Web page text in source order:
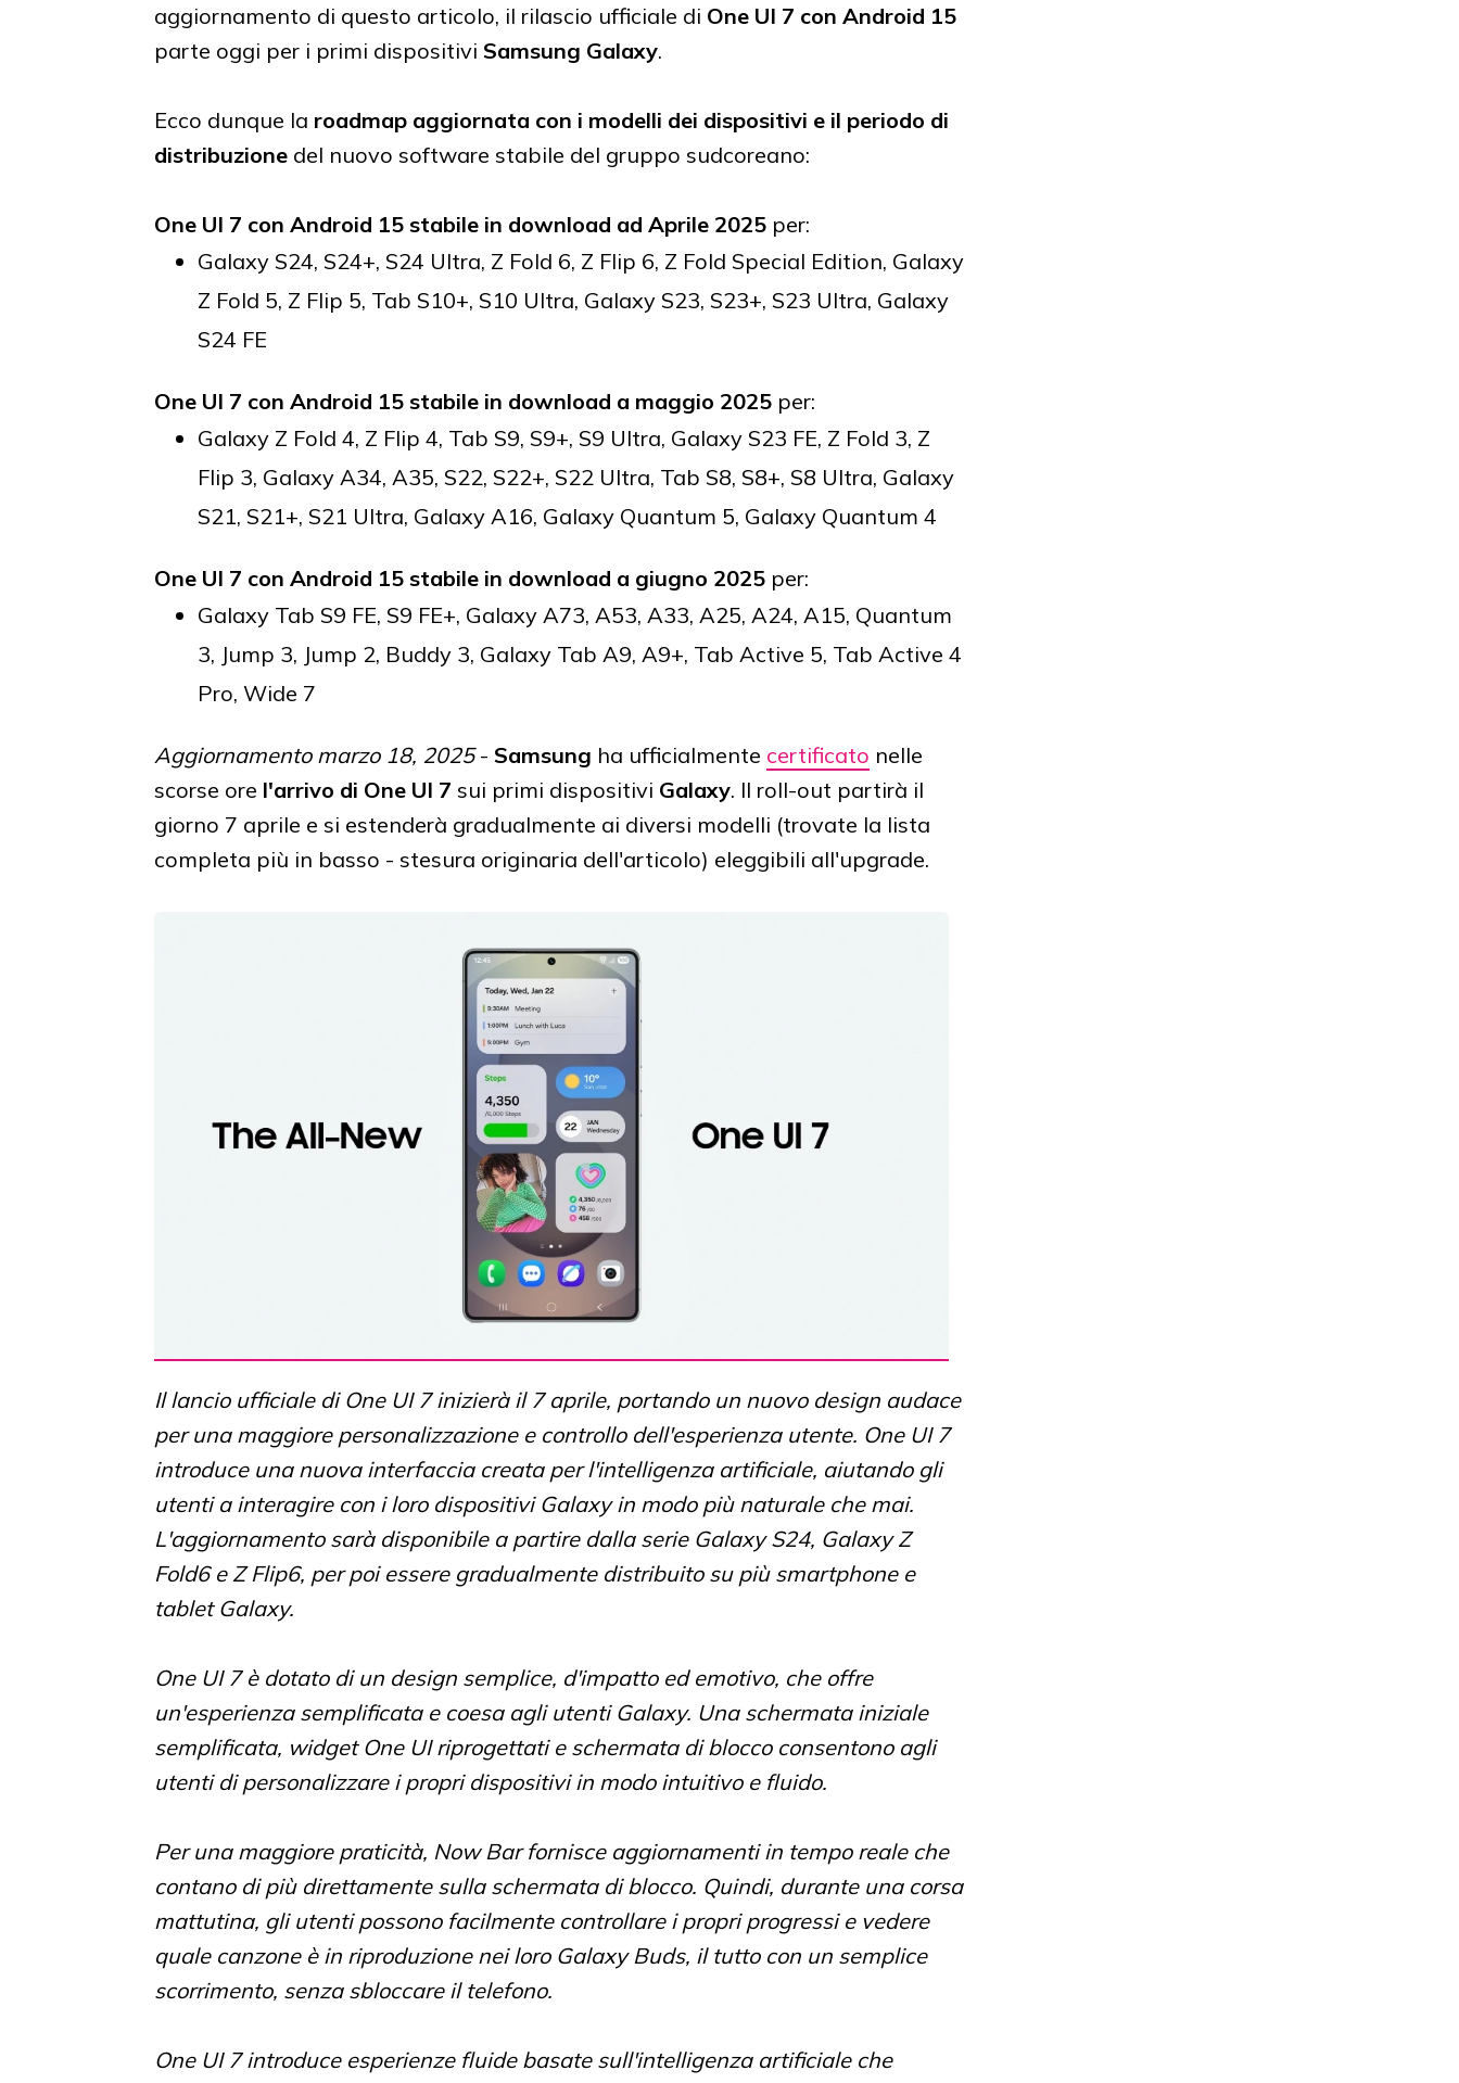
aggiornamento di questo articolo, il rilascio ufficiale di One UI 7 con Android 15
parte oggi per i primi dispositivi Samsung Galaxy.
Ecco dunque la roadmap aggiornata con i modelli dei dispositivi e il periodo di
distribuzione del nuovo software stabile del gruppo sudcoreano:
One UI 7 con Android 15 stabile in download ad Aprile 2025 per:
Galaxy S24, S24+, S24 Ultra, Z Fold 6, Z Flip 6, Z Fold Special Edition, Galaxy
Z Fold 5, Z Flip 5, Tab S10+, S10 Ultra, Galaxy S23, S23+, S23 Ultra, Galaxy
S24 FE
One UI 7 con Android 15 stabile in download a maggio 2025 per:
Galaxy Z Fold 4, Z Flip 4, Tab S9, S9+, S9 Ultra, Galaxy S23 FE, Z Fold 3, Z
Flip 3, Galaxy A34, A35, S22, S22+, S22 Ultra, Tab S8, S8+, S8 Ultra, Galaxy
S21, S21+, S21 Ultra, Galaxy A16, Galaxy Quantum 5, Galaxy Quantum 4
One UI 7 con Android 15 stabile in download a giugno 2025 per:
Galaxy Tab S9 FE, S9 FE+, Galaxy A73, A53, A33, A25, A24, A15, Quantum
3, Jump 3, Jump 2, Buddy 3, Galaxy Tab A9, A9+, Tab Active 5, Tab Active 4
Pro, Wide 7
Aggiornamento marzo 18, 2025- Samsung ha ufficialmente certificato nelle
scorse ore l'arrivo di One UI 7 sui primi dispositivi Galaxy. Il roll-out partirà il
giorno 7 aprile e si estenderà gradualmente ai diversi modelli (trovate la lista
completa più in basso - stesura originaria dell'articolo) eleggibili all'upgrade.
Il lancio ufficiale di One UI 7 inizierà il 7 aprile, portando un nuovo design audace
per una maggiore personalizzazione e controllo dell'esperienza utente. One UI 7
introduce una nuova interfaccia creata per l'intelligenza artificiale, aiutando gli
utenti a interagire con i loro dispositivi Galaxy in modo più naturale che mai.
L'aggiornamento sarà disponibile a partire dalla serie Galaxy S24, Galaxy Z
Fold6 e Z Flip6, per poi essere gradualmente distribuito su più smartphone e
tablet Galaxy.
One UI 7 è dotato di un design semplice, d'impatto ed emotivo, che offre
un'esperienza semplificata e coesa agli utenti Galaxy. Una schermata iniziale
semplificata, widget One UI riprogettati e schermata di blocco consentono agli
utenti di personalizzare i propri dispositivi in ​​modo intuitivo e fluido.
Per una maggiore praticità, Now Bar fornisce aggiornamenti in tempo reale che
contano di più direttamente sulla schermata di blocco. Quindi, durante una corsa
mattutina, gli utenti possono facilmente controllare i propri progressi e vedere
quale canzone è in riproduzione nei loro Galaxy Buds, il tutto con un semplice
scorrimento, senza sbloccare il telefono.
One UI 7 introduce esperienze fluide basate sull'intelligenza artificiale che